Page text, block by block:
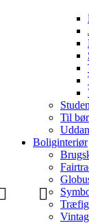
Til
Boliginteriør